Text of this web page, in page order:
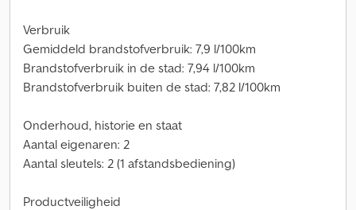
Verbruik
Gemiddeld brandstofverbruik: 7,9 l/100km
Brandstofverbruik in de stad: 7,94 l/100km
Brandstofverbruik buiten de stad: 7,82 l/100km
Onderhoud, historie en staat
Aantal eigenaren: 2
Aantal sleutels: 2 (1 afstandsbediening)
Productveiligheid